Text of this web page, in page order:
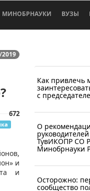
МИНОБРНАУКИ ВУЗЫ
672
и
и
Как привлечь
с
О
ТувИКОПР СО
Минобрнауки
Осторожно:
сообщество